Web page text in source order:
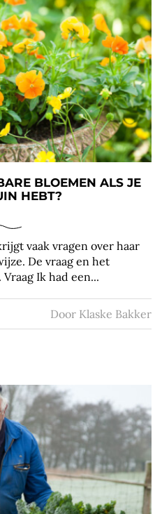
BLOEMEN ALS JE
HEBT?
vaak vragen over haar
De vraag en het
Ik had een...
Door Klaske Bakker